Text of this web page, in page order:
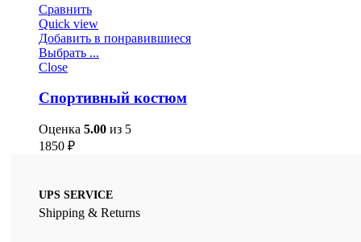
Сравнить
Quick view
Добавить в понравившиеся
Выбрать ...
Close
Спортивный костюм
Оценка 5.00 из 5
1850 ₽
UPS SERVICE
Shipping & Returns